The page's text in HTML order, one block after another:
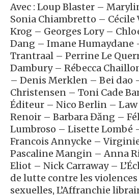
Avec : Loup Blaster –
Sonia Chiambretto –
Krog – Georges Lory –
Dang – Imane Humaydane
Trantraal – Perrine Le
Dambury – Rébecca
– Denis Merklen – Bei dao
Christensen – Toni Cade
Éditeur – Nico Berlin –
Renoir – Barbara Đăng –
Lumbroso – Lisette Lombé
Francois Annycke –
Pascaline Mangin – Anna
Eliot – Nick Carraway –
de lutte contre les
sexuelles, L’Affranchie